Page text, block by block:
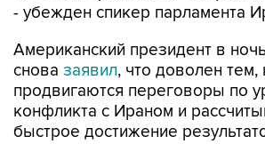
- убежден спикер парламента
Американский президент в
снова заявил, что доволен тем,
продвигаются переговоры по
конфликта с Ираном и
быстрое достижение